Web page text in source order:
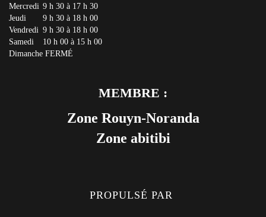
Mercredi 9 h 30 à 17 h 30
Jeudi
9 h 30 à 18 h 00
Vendredi 9 h 30 à 18 h 00
Samedi
10 h 00 à 15 h 00
Dimanche FERMÉ
MEMBRE :
Zone Rouyn-Noranda
Zone abitibi
PROPULSÉ PAR